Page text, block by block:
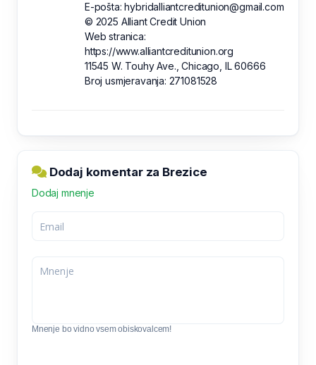
E-pošta: hybridalliantcreditunion@gmail.com
© 2025 Alliant Credit Union
Web stranica:
https://www.alliantcreditunion.org
11545 W. Touhy Ave., Chicago, IL 60666
Broj usmjeravanja: 271081528
Dodaj komentar za Brezice
Dodaj mnenje
Mnenje bo vidno vsem obiskovalcem!